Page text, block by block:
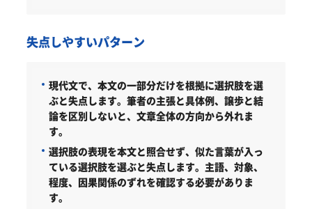
失点しやすいパターン
現代文で、本文の一部分だけを根拠に選択肢を選
ぶと失点します。筆者の主張と具体例、譲歩と結
論を区別しないと、文章全体の方向から外れま
す。
選択肢の表現を本文と照合せず、似た言葉が入っ
ている選択肢を選ぶと失点します。主語、対象、
程度、因果関係のずれを確認する必要がありま
す。